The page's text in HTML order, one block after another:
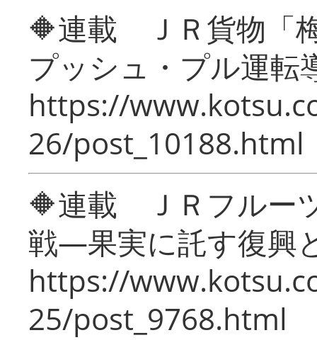
🔶連載 ＪＲ貨物「
プッシュ・プル運転
https://
26/post_10188.html
🔶連載 ＪＲフルー
戦―果実に託す復興
https://
25/post_9768.html